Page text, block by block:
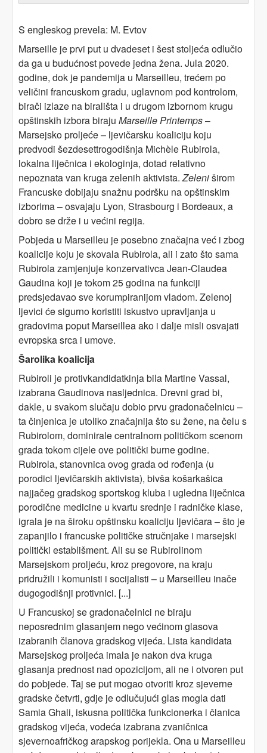
S engleskog prevela: M. Evtov
Marseille je prvi put u dvadeset i šest stoljeća odlučio
da ga u budućnost povede jedna žena. Jula 2020.
godine, dok je pandemija u Marseilleu, trećem po
veličini francuskom gradu, uglavnom pod kontrolom,
birači izlaze na birališta i u drugom izbornom krugu
opštinskih izbora biraju Marseille Printemps–
Marsejsko proljeće – ljevičarsku koaliciju koju
predvodi šezdesettrogodišnja Michèle Rubirola,
lokalna liječnica i ekologinja, dotad relativno
nepoznata van kruga zelenih aktivista.Zeleniširom
Francuske dobijaju snažnu podršku na opštinskim
izborima – osvajaju Lyon, Strasbourg i Bordeaux, a
dobro se drže i u većini regija.
Pobjeda u Marseilleu je posebno značajna već i zbog
koalicije koju je skovala Rubirola, ali i zato što sama
Rubirola zamjenjuje konzervativca Jean-Claudea
Gaudina koji je tokom 25 godina na funkciji
predsjedavao sve korumpiranijom vladom. Zelenoj
ljevici će sigurno koristiti iskustvo upravljanja u
gradovima poput Marseillea ako i dalje misli osvajati
evropska srca i umove.
Šarolika koalicija
Rubiroli je protivkandidatkinja bila Martine Vassal,
izabrana Gaudinova nasljednica. Drevni grad bi,
dakle, u svakom slučaju dobio prvu gradonačelnicu –
ta činjenica je utoliko značajnija što su žene, na čelu s
Rubirolom, dominirale centralnom političkom scenom
grada tokom cijele ove politički burne godine.
Rubirola, stanovnica ovog grada od rođenja (u
porodici ljevičarskih aktivista), bivša košarkašica
najjačeg gradskog sportskog kluba i ugledna liječnica
porodične medicine u kvartu srednje i radničke klase,
igrala je na široku opštinsku koaliciju ljevičara – što je
zapanjilo i francuske političke stručnjake i marsejski
politički establišment. Ali su se Rubirolinom
Marsejskom proljeću, kroz pregovore, na kraju
pridružili i komunisti i socijalisti – u Marseilleu inače
dugogodišnji protivnici. [...]
U Francuskoj se gradonačelnici ne biraju
neposrednim glasanjem nego većinom glasova
izabranih članova gradskog vijeća. Lista kandidata
Marsejskog proljeća imala je nakon dva kruga
glasanja prednost nad opozicijom, ali ne i otvoren put
do pobjede. Taj se put mogao otvoriti kroz sjeverne
gradske četvrti, gdje je odlučujući glas mogla dati
Samia Ghali, iskusna politička funkcionerka i članica
gradskog vijeća, vodeća izabrana zvaničnica
sjevernoafričkog arapskog porijekla. Ona u Marseilleu